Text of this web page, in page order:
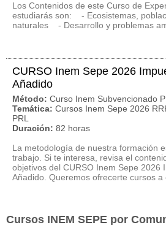
Los Contenidos de este Curso de
estudiarás son: - Ecosistemas,
naturales - Desarrollo y problemas
CURSO Inem Sepe 2026
Añadido
Método: Curso Inem Subvencionado
Temática: Cursos Inem Sepe 2026
PRL
Duración: 82 horas
La metodología de nuestra formación
trabajo. Si te interesa, revisa el
objetivos del CURSO Inem Sepe 2026
Añadido. Queremos ofrecerte cursos a
Cursos INEM SEPE por